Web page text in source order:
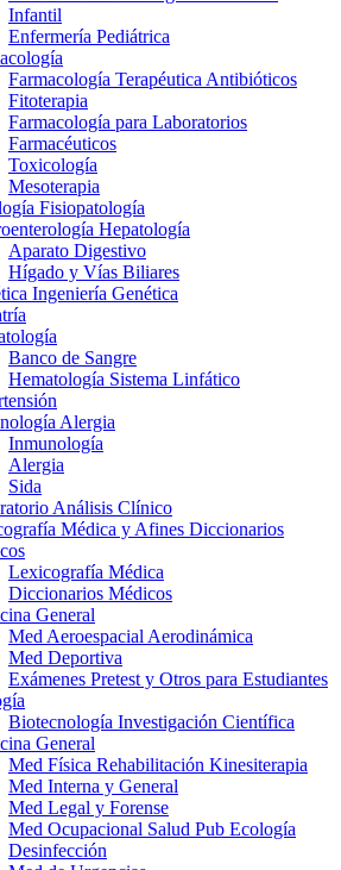
Infantil
Enfermería Pediátrica
Farmacología Terapéutica Antibióticos
Fitoterapia
Farmacología para Laboratorios
Farmacéuticos
Toxicología
Mesoterapia
Fisiopatología
Hepatología
Aparato Digestivo
Hígado y Vías Biliares
Ingeniería Genética
Banco de Sangre
Hematología Sistema Linfático
Alergia
Inmunología
Alergia
Sida
Análisis Clínico
Médica y Afines Diccionarios
Lexicografía Médica
Diccionarios Médicos
General
Med Aeroespacial Aerodinámica
Med Deportiva
Exámenes Pretest y Otros para Estudiantes
Biotecnología Investigación Científica
General
Med Física Rehabilitación Kinesiterapia
Med Interna y General
Med Legal y Forense
Med Ocupacional Salud Pub Ecología
Desinfección